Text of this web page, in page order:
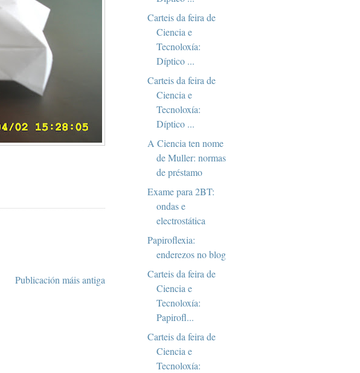
Publicación máis antiga
Carteis da feira de
Ciencia e
Tecnoloxía:
Díptico ...
Carteis da feira de
Ciencia e
Tecnoloxía:
Díptico ...
A Ciencia ten nome
de Muller: normas
de préstamo
Exame para 2BT:
ondas e
electrostática
Papiroflexia:
enderezos no blog
Carteis da feira de
Ciencia e
Tecnoloxía:
Papirofl...
Carteis da feira de
Ciencia e
Tecnoloxía: